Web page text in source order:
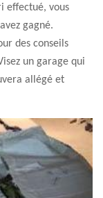
effectué, vous
gagné.
des conseils
un garage qui
allégé et